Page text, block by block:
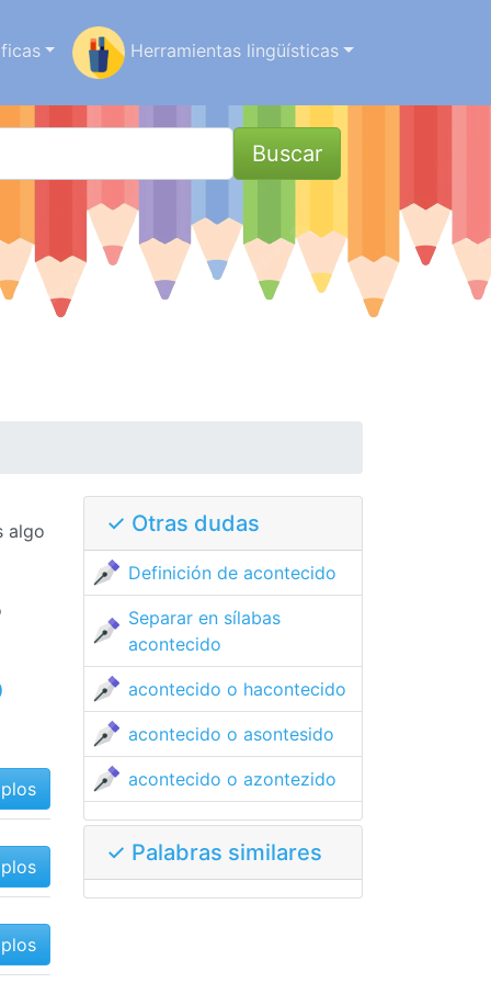
Herramientas lingüísticas
Buscar
algo ✓ Otras dudas
Definición de acontecido
Separar en sílabas
acontecido
acontecido o hacontecido
acontecido o asontesido
acontecido o azontezido
✓ Palabras similares